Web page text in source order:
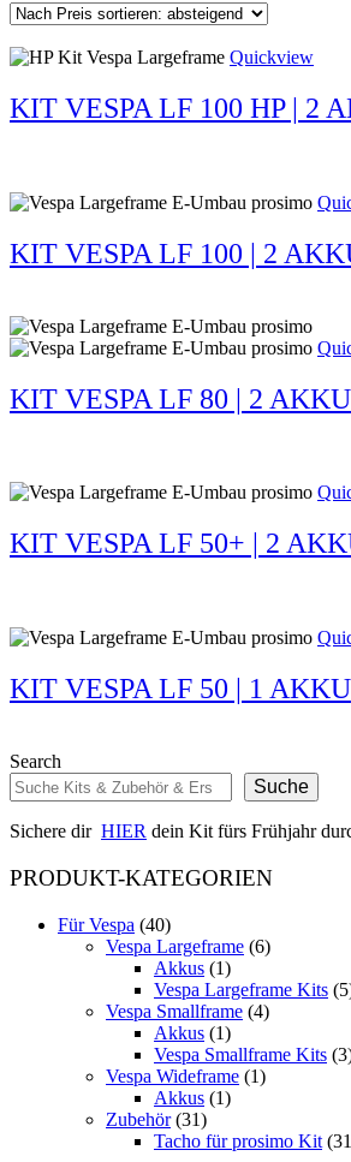
Quickview
KIT VESPA LF 100 HP | 2
KIT VESPA LF 100 | 2
KIT VESPA LF 80 | 2
KIT VESPA LF 50+ | 2
KIT VESPA LF 50 | 1 AKKU
Search
Suche
Sichere dir HIER dein Kit fürs Frühjahr
PRODUKT-KATEGORIEN
Für Vespa (40)
Vespa Largeframe (6)
Akkus (1)
Vespa Largeframe Kits
Vespa Smallframe (4)
Akkus (1)
Vespa Smallframe Kits
Vespa Wideframe (1)
Akkus (1)
Zubehör (31)
Tacho für prosimo Kit